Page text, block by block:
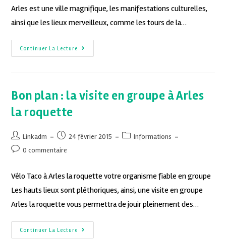
Arles est une ville magnifique, les manifestations culturelles,
ainsi que les lieux merveilleux, comme les tours de la…
Continuer La Lecture
Bon plan : la visite en groupe à Arles
la roquette
Linkadm 24 février 2015
Informations
0 commentaire
Vélo Taco à Arles la roquette votre organisme fiable en groupe
Les hauts lieux sont pléthoriques, ainsi, une visite en groupe
Arles la roquette vous permettra de jouir pleinement des…
Continuer La Lecture